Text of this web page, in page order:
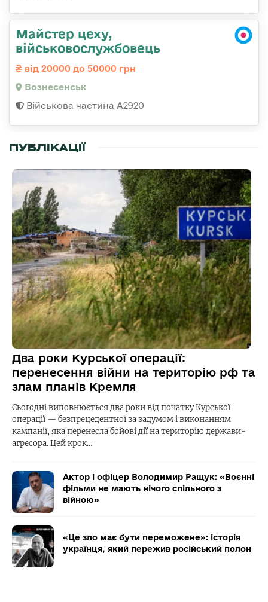
Майстер цеху,
військовослужбовець
від 20000 до 50000 грн
Вознесенськ
Військова частина А2920
ПУБЛІКАЦІЇ
Два роки Курської операції:
перенесення війни на територію рф та
злам планів Кремля
Сьогодні виповнюється два роки від початку Курської
операції — безпрецедентної за задумом і виконанням
кампанії, яка перенесла бойові дії на територію держави-
агресора. Цей крок…
Актор і офіцер Володимир Ращук: «Воєнні
фільми не мають нічого спільного з
війною»
«Це зло має бути переможене»: історія
українця, який пережив російський полон